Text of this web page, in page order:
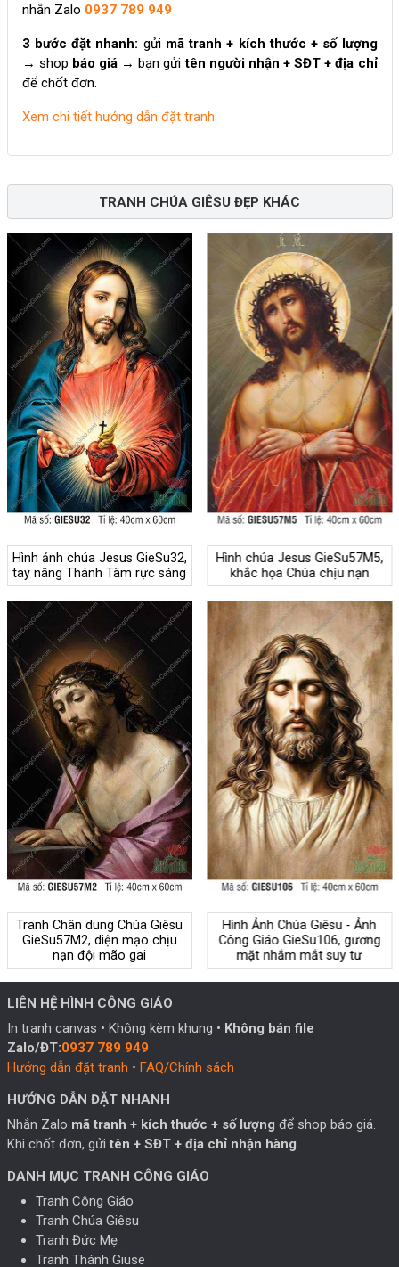
nhắn Zalo 0937 789 949
3 bước đặt nhanh: gửi mã tranh + kích thước + số lượng
→ shop báo giá→ bạn gửitên người nhận + SĐT + địa chỉ
để chốt đơn.
Xem chi tiết hướng dẫn đặt tranh
TRANH CHÚA GIÊSU ĐẸP KHÁC
Hình ảnh chúa Jesus GieSu32,
tay nâng Thánh Tâm rực sáng
Hình chúa Jesus GieSu57M5,
khắc họa Chúa chịu nạn
Tranh Chân dung Chúa Giêsu
GieSu57M2, diện mạo chịu
nạn đội mão gai
Hình Ảnh Chúa Giêsu - Ảnh
Công Giáo GieSu106, gương
mặt nhắm mắt suy tư
LIÊN HỆ HÌNH CÔNG GIÁO
In tranh canvas • Không kèm khung • Không bán file
Zalo/ĐT:0937 789 949
Hướng dẫn đặt tranh • FAQ/Chính sách
HƯỚNG DẪN ĐẶT NHANH
Nhắn Zalo mã tranh + kích thước + số lượng để shop báo giá.
Khi chốt đơn, gửi tên + SĐT + địa chỉ nhận hàng.
DANH MỤC TRANH CÔNG GIÁO
Tranh Công Giáo
Tranh Chúa Giêsu
Tranh Đức Mẹ
Tranh Thánh Giuse